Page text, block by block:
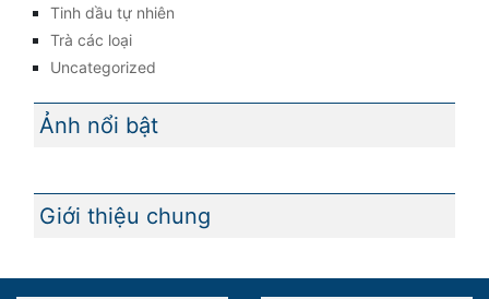
Tinh dầu tự nhiên
Trà các loại
Uncategorized
Ảnh nổi bật
Giới thiệu chung